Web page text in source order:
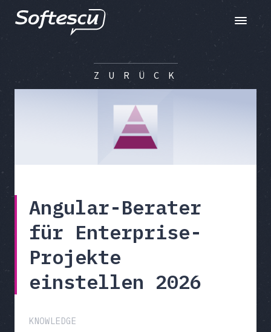
Toggle
Z U R Ü C K
Angular-Berater
für Enterprise-
Projekte
einstellen 2026
KNOWLEDGE